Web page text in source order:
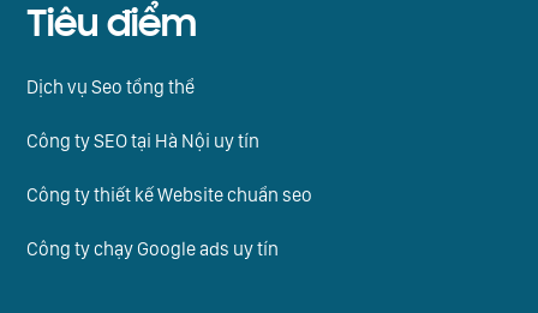
Tiêu điểm
Dịch vụ Seo tổng thể
Công ty SEO tại Hà Nội uy tín
Công ty thiết kế Website chuẩn seo
Công ty chạy Google ads uy tín